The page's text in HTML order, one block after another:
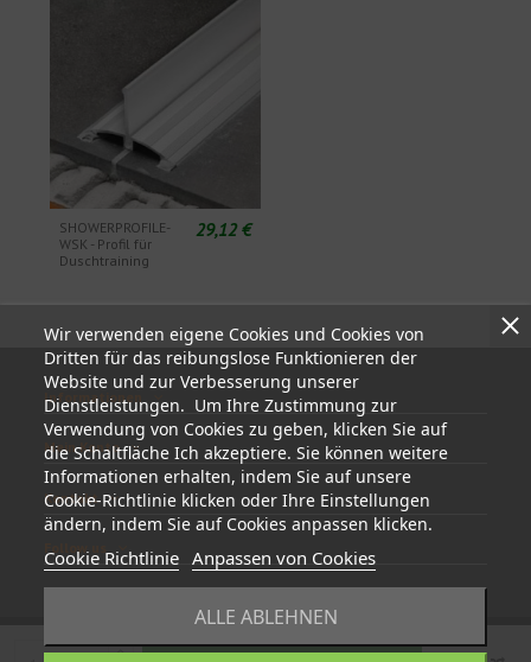
SHOWERPROFILE-
WSK - Profil für
Duschtraining
29,12 €
Wir verwenden eigene Cookies und Cookies von
Dritten für das reibungslose Funktionieren der
Website und zur Verbesserung unserer
Dienstleistungen. Um Ihre Zustimmung zur
Verwendung von Cookies zu geben, klicken Sie auf
die Schaltfläche Ich akzeptiere. Sie können weitere
Informationen erhalten, indem Sie auf unsere
Cookie-Richtlinie klicken oder Ihre Einstellungen
ändern, indem Sie auf Cookies anpassen klicken.
Cookie Richtlinie Anpassen von Cookies
ALLE ABLEHNEN
Informationen
Mein Konto
Kontakt
Follow us